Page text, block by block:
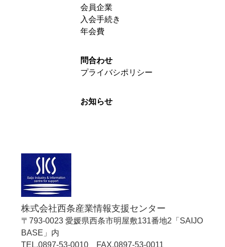
会員企業
入会手続き
年会費
問合わせ
プライバシポリシー
お知らせ
株式会社西条産業情報支援センター
〒793-0023 愛媛県西条市明屋敷131番地2「SAIJO
BASE」内
TEL.0897-53-0010 FAX.0897-53-0011